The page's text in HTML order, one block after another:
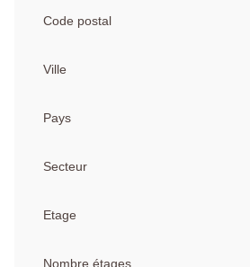
Code postal
Ville
Pays
Secteur
Etage
Nombre étages